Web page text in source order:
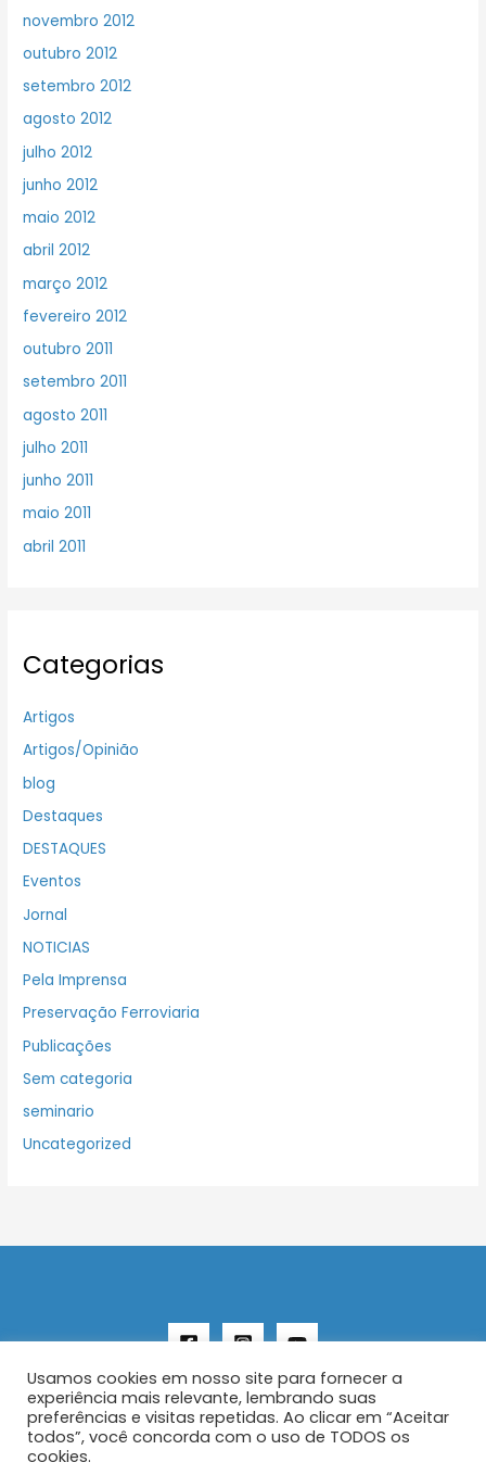
novembro 2012
outubro 2012
setembro 2012
agosto 2012
julho 2012
junho 2012
maio 2012
abril 2012
março 2012
fevereiro 2012
outubro 2011
setembro 2011
agosto 2011
julho 2011
junho 2011
maio 2011
abril 2011
Categorias
Artigos
Artigos/Opinião
blog
Destaques
DESTAQUES
Eventos
Jornal
NOTICIAS
Pela Imprensa
Preservação Ferroviaria
Publicações
Sem categoria
seminario
Uncategorized
Copyright © 2026 AENFER
Usamos cookies em nosso site para fornecer a
experiência mais relevante, lembrando suas
preferências e visitas repetidas. Ao clicar em “Aceitar
todos”, você concorda com o uso de TODOS os
cookies.